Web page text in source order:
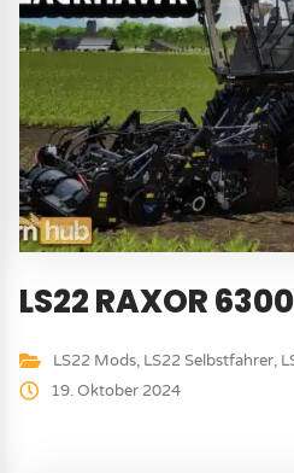
LS22 RAXOR
LS22 Mods, LS22 Selbstfahrer,
19. Oktober 2024